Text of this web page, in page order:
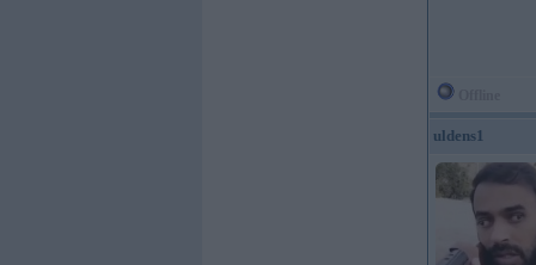
uldens1